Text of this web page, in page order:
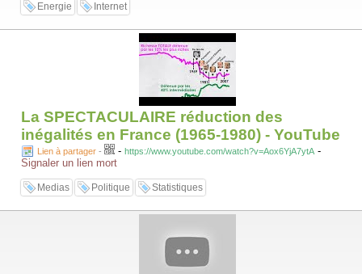
Energie Internet
La SPECTACULAIRE réduction des
inégalités en France (1965-1980) - YouTube
Lien à partager - - https://www.youtube.com/watch?v=Aox6YjA7ytA -
Signaler un lien mort
Medias Politique Statistiques